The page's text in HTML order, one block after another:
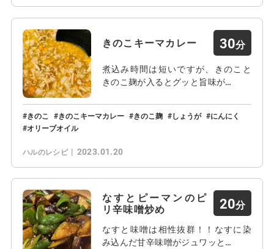
きのこキーマカレー 30
煮込み時間は短いですが、きのこと
きのこ麹が入るとグッと旨味が…
きのこ きのこキーマカレー きのこ麹 しょうが
にんにく
オリーブオイル
ハルのレシピ 2023.01.20
なすとピーマンのピ
リ辛味噌炒め
20
なすと味噌は相性抜群！！なすに染
み込んだ甘辛味噌がジュワッと…